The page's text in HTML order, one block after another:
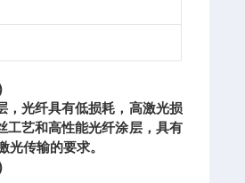
，光纤具有低损耗，高激光损
工艺和高性能光纤涂层，具有
传输的要求。